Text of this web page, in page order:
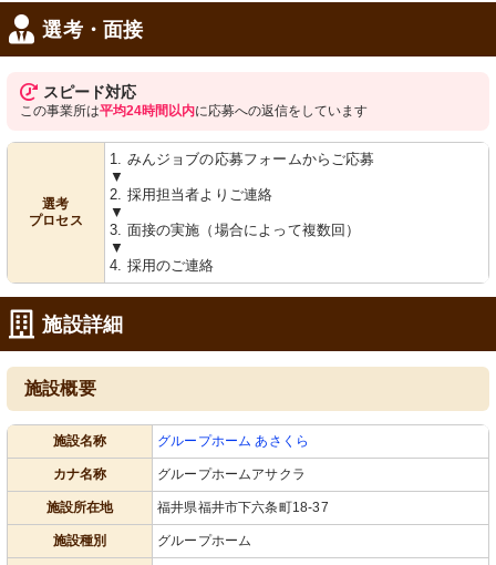
選考・面接
スピード対応
この事業所は平均24時間以内に応募への返信をしています
選考
プロセス
1. みんジョブの応募フォームからご応募
▼
2. 採用担当者よりご連絡
▼
3. 面接の実施（場合によって複数回）
▼
4. 採用のご連絡
施設詳細
施設概要
施設名称 グループホーム あさくら
カナ名称 グループホームアサクラ
施設所在地 福井県福井市下六条町18-37
施設種別 グループホーム